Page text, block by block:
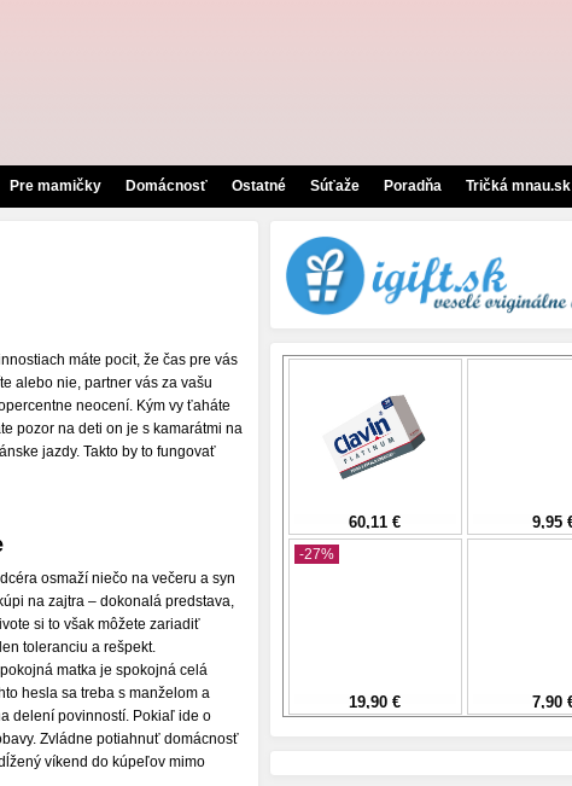
Pre mamičky Domácnosť Ostatné Súťaže Poradňa Tričká mnau.sk
máte pocit, že čas pre vás
alebo nie, partner vás za vašu
neocení. Kým vy ťaháte
pozor na deti on je s kamarátmi na
jazdy. Takto by to fungovať
osmaží niečo na večeru a syn
na zajtra – dokonalá predstava,
si to však môžete zariadiť
toleranciu a rešpekt.
matka je spokojná celá
hesla sa treba s manželom a
delení povinností. Pokiaľ ide o
Zvládne potiahnuť domácnosť
víkend do kúpeľov mimo